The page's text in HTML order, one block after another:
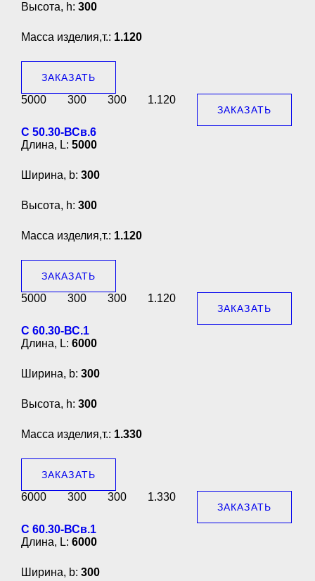
Высота, h: 300
Масса изделия,т.: 1.120
ЗАКАЗАТЬ
5000 300 300 1.120
ЗАКАЗАТЬ
С 50.30-ВСв.6
Длина, L: 5000
Ширина, b: 300
Высота, h: 300
Масса изделия,т.: 1.120
ЗАКАЗАТЬ
5000 300 300 1.120
ЗАКАЗАТЬ
С 60.30-ВС.1
Длина, L: 6000
Ширина, b: 300
Высота, h: 300
Масса изделия,т.: 1.330
ЗАКАЗАТЬ
6000 300 300 1.330
ЗАКАЗАТЬ
С 60.30-ВСв.1
Длина, L: 6000
Ширина, b: 300